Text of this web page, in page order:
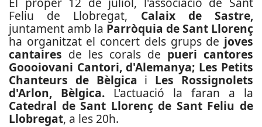
Feliu de Llobregat, Calaix de Sastre,
juntament amb la Parròquia de Sant Llorenç
ha organitzat el concert dels grups de joves
cantaires de les corals de pueri cantores
Goooiovani Cantori, d'Alemanya; Les Petits
Chanteurs de Bèlgica i Les Rossignolets
d'Arlon, Bèlgica. L'actuació la faran a la
Catedral de Sant Llorenç de Sant Feliu de
Llobregat, a les 20h.